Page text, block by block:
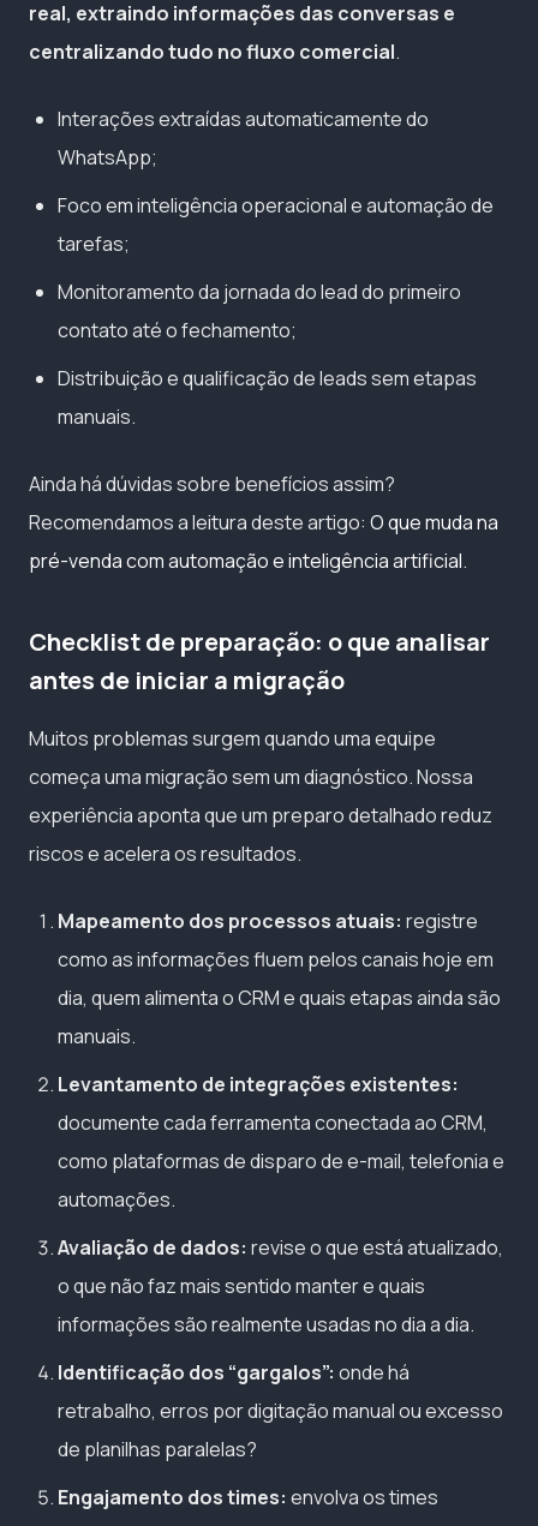
real, extraindo informações das conversas e
centralizando tudo no fluxo comercial.
Interações extraídas automaticamente do
WhatsApp;
Foco em inteligência operacional e automação de
tarefas;
Monitoramento da jornada do lead do primeiro
contato até o fechamento;
Distribuição e qualificação de leads sem etapas
manuais.
Ainda há dúvidas sobre benefícios assim?
Recomendamos a leitura deste artigo: O que muda na
pré-venda com automação e inteligência artificial.
Checklist de preparação: o que analisar
antes de iniciar a migração
Muitos problemas surgem quando uma equipe
começa uma migração sem um diagnóstico. Nossa
experiência aponta que um preparo detalhado reduz
riscos e acelera os resultados.
Mapeamento dos processos atuais: registre
como as informações fluem pelos canais hoje em
dia, quem alimenta o CRM e quais etapas ainda são
manuais.
Levantamento de integrações existentes:
documente cada ferramenta conectada ao CRM,
como plataformas de disparo de e-mail, telefonia e
automações.
Avaliação de dados: revise o que está atualizado,
o que não faz mais sentido manter e quais
informações são realmente usadas no dia a dia.
Identificação dos “gargalos”: onde há
retrabalho, erros por digitação manual ou excesso
de planilhas paralelas?
Engajamento dos times: envolva os times